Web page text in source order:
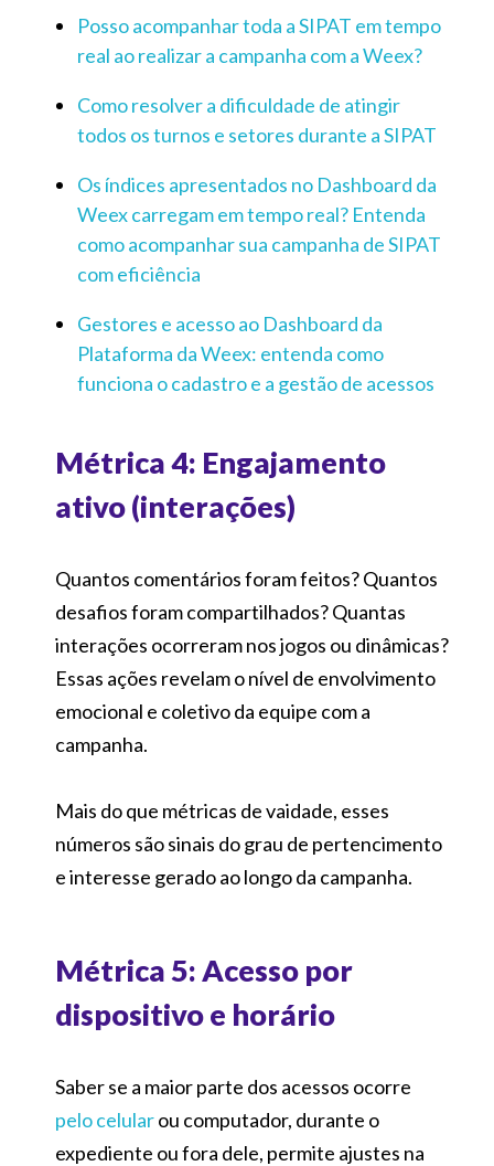
Posso acompanhar toda a SIPAT em tempo
real ao realizar a campanha com a Weex?
Como resolver a dificuldade de atingir
todos os turnos e setores durante a SIPAT
Os índices apresentados no Dashboard da
Weex carregam em tempo real? Entenda
como acompanhar sua campanha de SIPAT
com eficiência
Gestores e acesso ao Dashboard da
Plataforma da Weex: entenda como
funciona o cadastro e a gestão de acessos
Métrica 4: Engajamento
ativo (interações)
Quantos comentários foram feitos? Quantos
desafios foram compartilhados? Quantas
interações ocorreram nos jogos ou dinâmicas?
Essas ações revelam o nível de envolvimento
emocional e coletivo da equipe com a
campanha.
Mais do que métricas de vaidade, esses
números são sinais do grau de pertencimento
e interesse gerado ao longo da campanha.
Métrica 5: Acesso por
dispositivo e horário
Saber se a maior parte dos acessos ocorre
pelo celularou computador, durante o
expediente ou fora dele, permite ajustes na